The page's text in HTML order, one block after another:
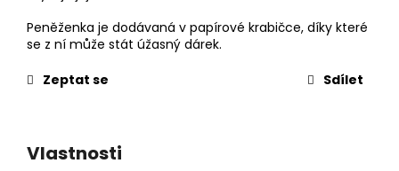
Peněženka je dodávaná v papírové krabičce, díky které
se z ní může stát úžasný dárek.
Zeptat se
Sdílet
Vlastnosti